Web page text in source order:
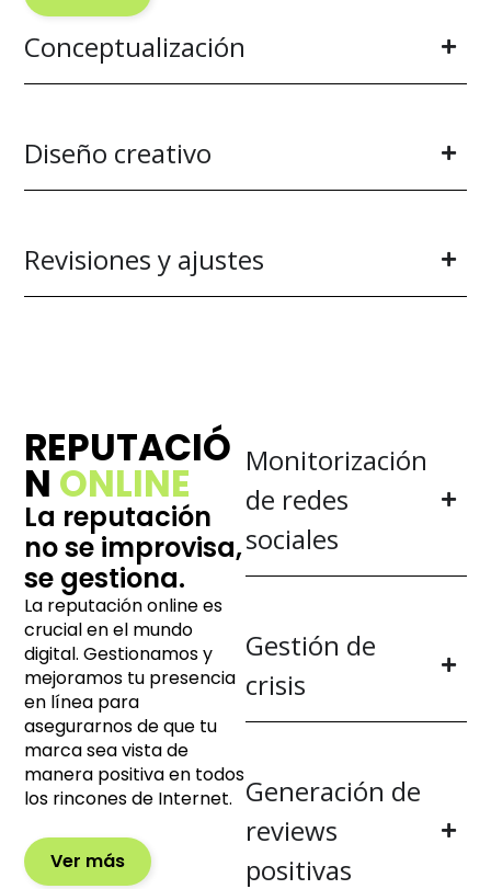
Conceptualización
Diseño creativo
Revisiones y ajustes
REPUTACIÓ
N ONLINE
La reputación
no se improvisa,
se gestiona.
La reputación online es
crucial en el mundo
digital. Gestionamos y
mejoramos tu presencia
en línea para
asegurarnos de que tu
marca sea vista de
manera positiva en todos
los rincones de Internet.
Ver más
Monitorización
de redes
sociales
Gestión de
crisis
Generación de
reviews
positivas